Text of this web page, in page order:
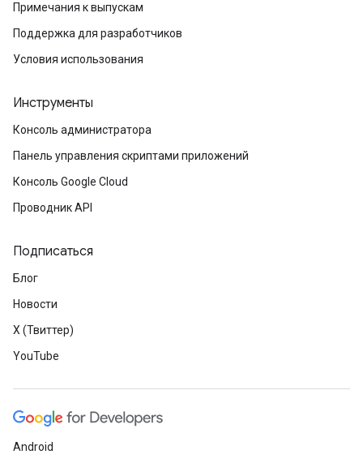
Примечания к выпускам
Поддержка для разработчиков
Условия использования
Инструменты
Консоль администратора
Панель управления скриптами приложений
Консоль Google Cloud
Проводник API
Подписаться
Блог
Новости
X (Твиттер)
YouTube
Android